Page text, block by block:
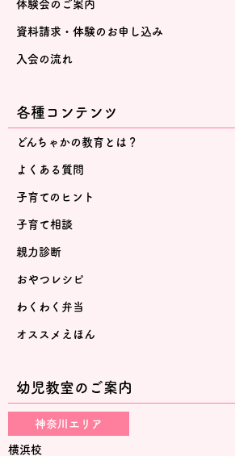
体験会のご案内
資料請求・体験のお申し込み
入会の流れ
各種コンテンツ
どんちゃかの教育とは？
よくある質問
子育てのヒント
子育て相談
親力診断
おやつレシピ
わくわく弁当
オススメえほん
幼児教室のご案内
神奈川エリア
横浜校